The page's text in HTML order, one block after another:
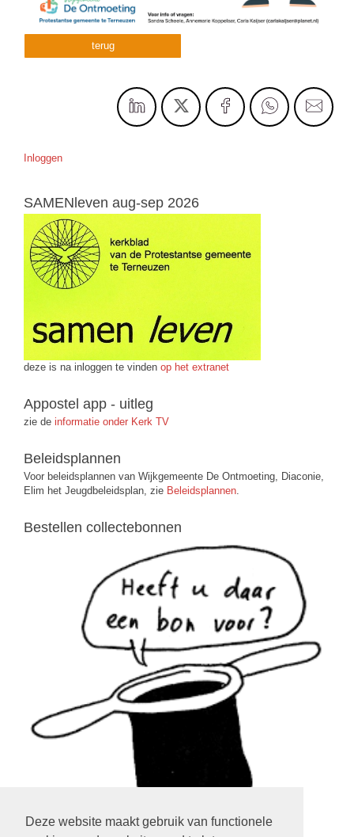
Deze website maakt gebruik van functionele
terug
Inloggen
SAMENleven aug-sep 2026
deze is na inloggen te vinden op het extranet
Appostel app - uitleg
zie de informatie onder Kerk TV
Beleidsplannen
Voor beleidsplannen van Wijkgemeente De Ontmoeting, Diaconie,
Elim het Jeugdbeleidsplan, zie Beleidsplannen.
Bestellen collectebonnen